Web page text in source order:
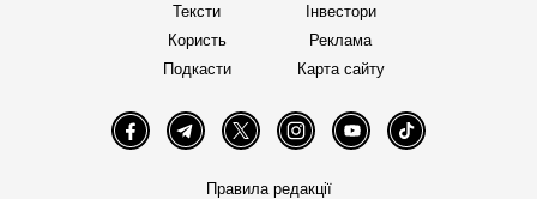
Тексти
Користь
Подкасти
Інвестори
Реклама
Карта сайту
FacebookTelegramTwitter InstagramYouTube TikTok
Правила редакції